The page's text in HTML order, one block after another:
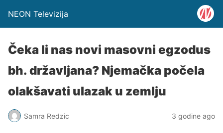
NEON Televizija
Čeka li nas novi masovni egzodus
bh. državljana? Njemačka počela
olakšavati ulazak u zemlju
Samra Redzic 3 godine ago